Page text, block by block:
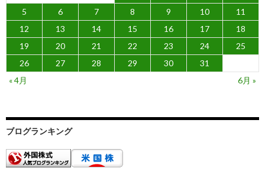
5
6 7 8 9 10
11
12
13 14 15 16 17
18
19
20 21 22 23 24
25
26
27 28 29 30
31
« 4月
6月 »
ブログランキング